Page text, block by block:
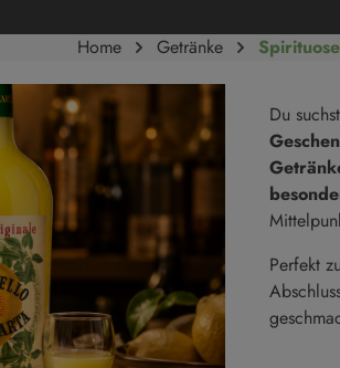
Marmeladen & Konfitüren
Salze & Pfeffer
Salzmischungen
Pfeffer
Trüffel
Home Getränke
Du
Perfekt